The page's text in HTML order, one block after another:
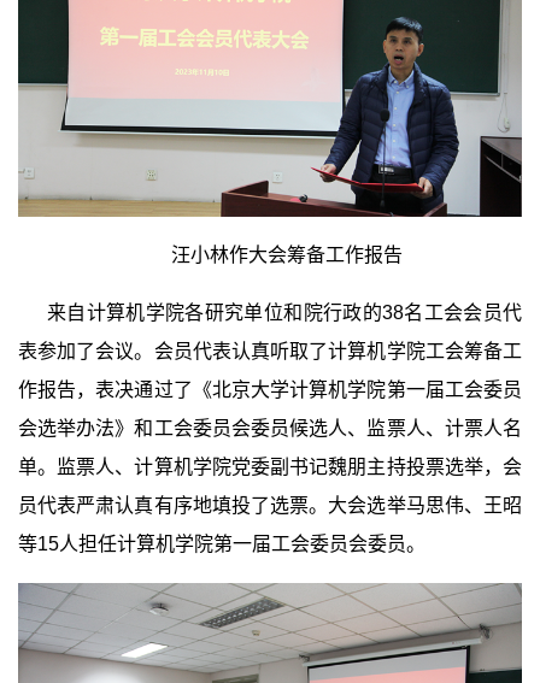
汪小林作大会筹备工作报告
来自计算机学院各研究单位和院行政的38名工会会员代
表参加了会议。会员代表认真听取了计算机学院工会筹备工
作报告，表决通过了《北京大学计算机学院第一届工会委员
会选举办法》和工会委员会委员候选人、监票人、计票人名
单。监票人、计算机学院党委副书记魏朋主持投票选举，会
员代表严肃认真有序地填投了选票。大会选举马思伟、王昭
等15人担任计算机学院第一届工会委员会委员。